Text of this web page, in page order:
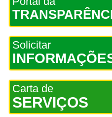
Solicitar
Carta de
SERVIÇOS